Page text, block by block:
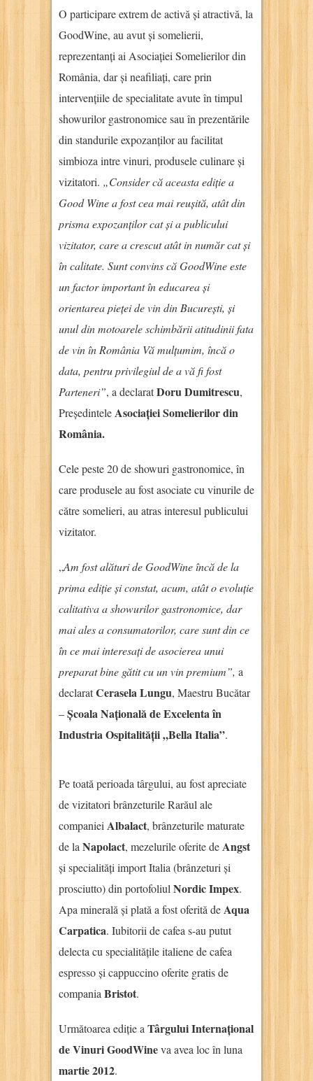
O participare extrem de activă și atractivă, la
GoodWine, au avut și somelierii,
reprezentanți ai Asociației Somelierilor din
România, dar și neafiliați, care prin
intervențiile de specialitate avute în timpul
showurilor gastronomice sau în prezentările
din standurile expozanților au facilitat
simbioza intre vinuri, produsele culinare și
vizitatori. „Consider că aceasta ediție a
Good Wine a fost cea mai reușită, atât din
prisma expozanților cat și a publicului
vizitator, care a crescut atât in număr cat și
în calitate. Sunt convins că GoodWine este
un factor important în educarea și
orientarea pieței de vin din București, și
unul din motoarele schimbării atitudinii fata
de vin în România Vă mulțumim, încă o
data, pentru privilegiul de a vă fi fost
Parteneri”, a declaratDoru Dumitrescu,
PreședinteleAsociației Somelierilor din
România.
Cele peste 20 de showuri gastronomice, în
care produsele au fost asociate cu vinurile de
către somelieri, au atras interesul publicului
vizitator.
„Am fost alături de GoodWine încă de la
prima ediție și constat, acum, atât o evoluție
calitativa a showurilor gastronomice, dar
mai ales a consumatorilor, care sunt din ce
în ce mai interesați de asocierea unui
preparat bine gătit cu un vin premium”, a
declaratCerasela Lungu, Maestru Bucătar
–Școala Națională de Excelenta în
Industria Ospitalității „Bella Italia”.
Pe toată perioada târgului, au fost apreciate
de vizitatori brânzeturile Rarăul ale
companiei Albalact, brânzeturile maturate
de la Napolact, mezelurile oferite deAngst
și specialități import Italia (brânzeturi și
prosciutto) din portofoliul Nordic Impex.
Apa minerală și plată a fost oferită deAqua
Carpatica. Iubitorii de cafea s-au putut
delecta cu specialitățile italiene de cafea
espresso și cappuccino oferite gratis de
compania Bristot.
Următoarea ediție a Târgului Internațional
de Vinuri GoodWineva avea loc în luna
martie 2012.